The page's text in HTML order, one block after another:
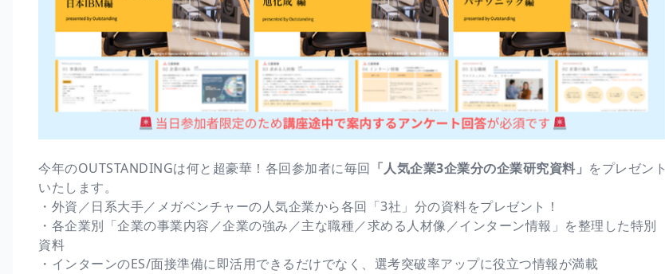
今年のOUTSTANDINGは何と超豪華！各回参加者に毎回 「人気企業3企業分の企業研究資料」 をプレゼント
いたします。
・外資／日系大手／メガベンチャーの人気企業から各回「3社」分の資料をプレゼント！
・各企業別「企業の事業内容／企業の強み／主な職種／求める人材像／インターン情報」を整理した特別
資料
・インターンのES/面接準備に即活用できるだけでなく、選考突破率アップに役立つ情報が満載